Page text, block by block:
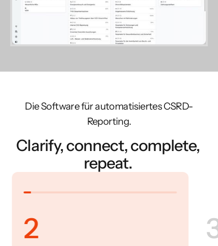
Die Software für automatisiertes CSRD-
Reporting.
Clarify, connect, complete,
repeat.
2